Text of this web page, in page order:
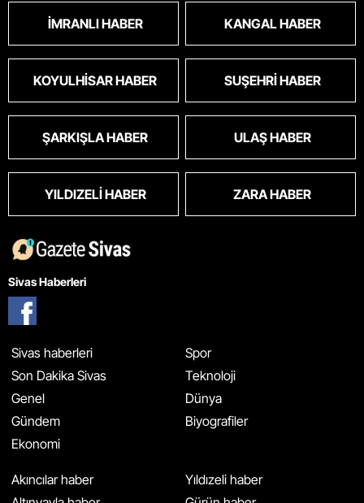
İMRANLI HABER KANGAL HABER
KOYULHISAR HABER SUŞEHRI HABER
ŞARKIŞLA HABER ULAŞ HABER
YILDIZELI HABER ZARA HABER
Sivas Haberleri
Sivas haberleri
Son Dakika Sivas
Genel
Gündem
Ekonomi
Spor
Teknoloji
Dünya
Biyografiler
Akıncılar haber
Yıldızeli haber